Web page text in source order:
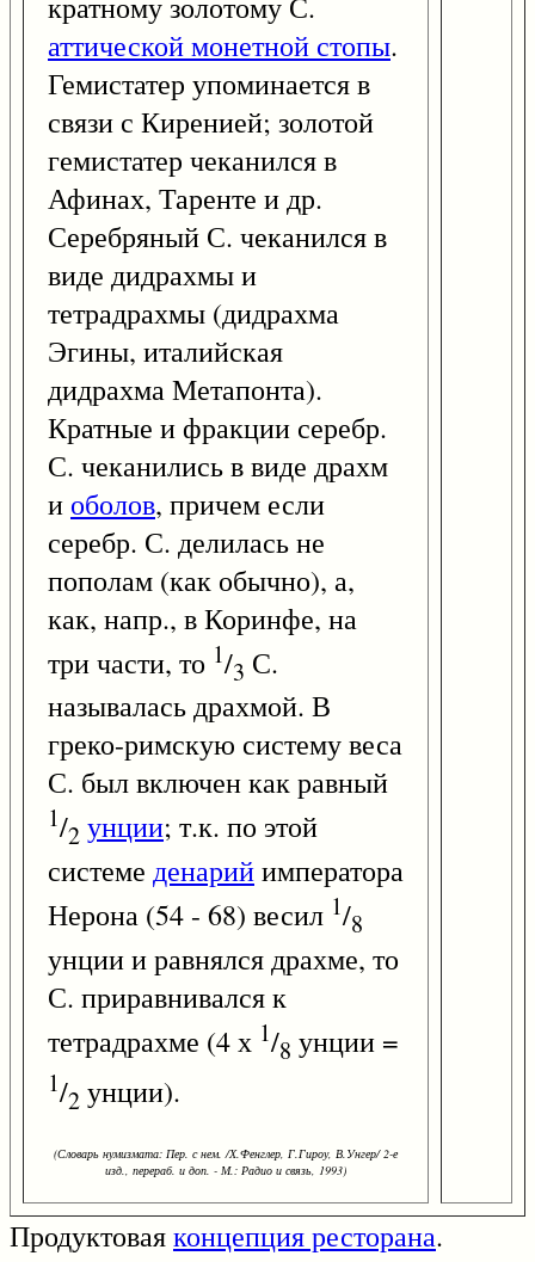
аттической монетной стопы.
Гемистатер упоминается в
связи с Киренией; золотой
гемистатер чеканился в
Афинах, Таренте и др.
Серебряный С. чеканился в
виде дидрахмы и
тетрадрахмы (дидрахма
Эгины, италийская
дидрахма Метапонта).
Кратные и фракции серебр.
С. чеканились в виде драхм
и оболов, причем если
серебр. С. делилась не
пополам (как обычно), а,
как, напр., в Коринфе, на
три части, то 1/3 С.
называлась драхмой. В
греко-римскую систему веса
С. был включен как равный
1/2 унции; т.к. по этой
системе денарийимператора
Нерона (54 - 68) весил 1/8
унции и равнялся драхме, то
С. приравнивался к
тетрадрахме (4 х 1/8 унции =
1/2 унции).
(Словарь нумизмата: Пер. с нем. /Х.Фенглер, Г.Гироу, В.Унгер/ 2-е
изд., перераб. и доп. - М.: Радио и связь, 1993)
Продуктоваяконцепция ресторана.